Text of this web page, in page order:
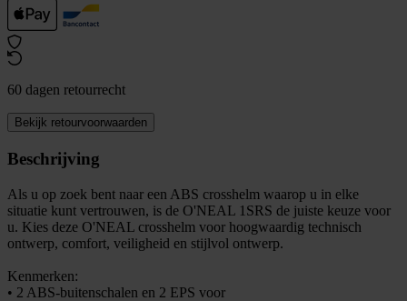
60 dagen retourrecht
Bekijk retourvoorwaarden
Beschrijving
Als u op zoek bent naar een ABS crosshelm waarop u in elke
situatie kunt vertrouwen, is de O'NEAL 1SRS de juiste keuze voor
u. Kies deze O'NEAL crosshelm voor hoogwaardig technisch
ontwerp, comfort, veiligheid en stijlvol ontwerp.
Kenmerken:
• 2 ABS-buitenschalen en 2 EPS voor